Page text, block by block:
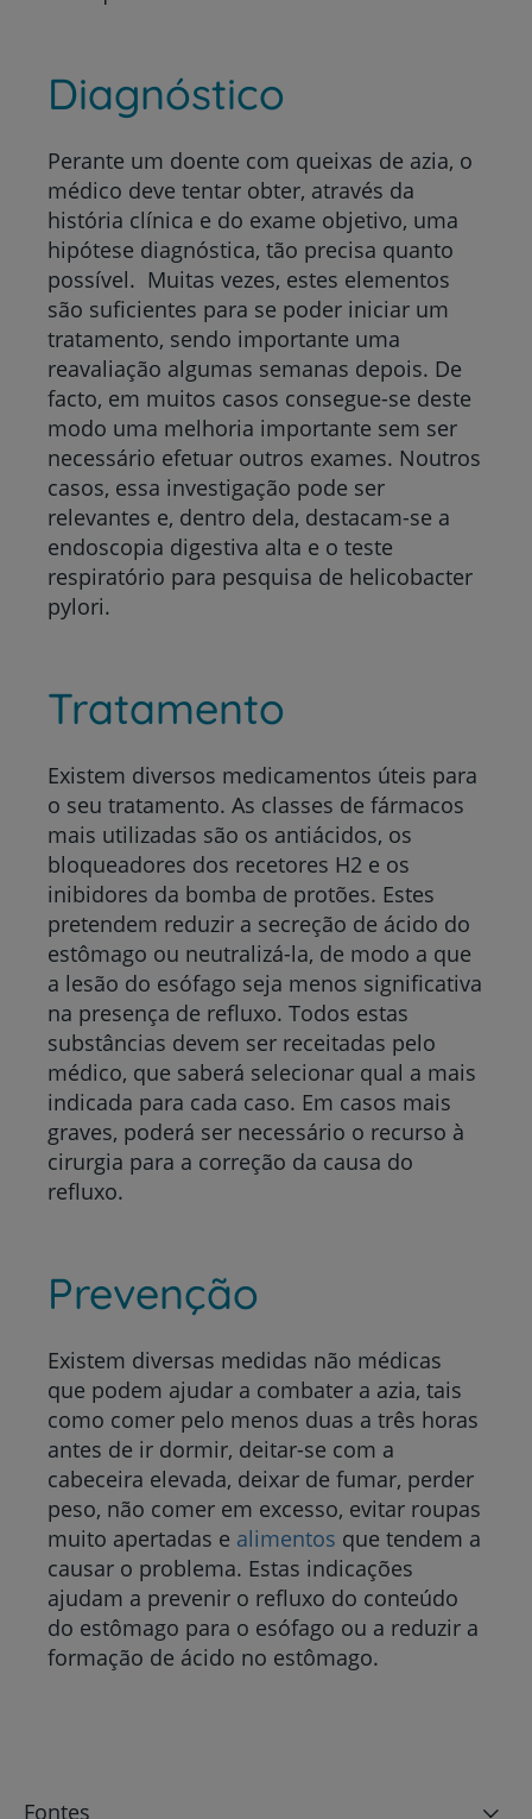
Diagnóstico
Perante um doente com queixas de azia, o
médico deve tentar obter, através da
história clínica e do exame objetivo, uma
hipótese diagnóstica, tão precisa quanto
possível. Muitas vezes, estes elementos
são suficientes para se poder iniciar um
tratamento, sendo importante uma
reavaliação algumas semanas depois. De
facto, em muitos casos consegue-se deste
modo uma melhoria importante sem ser
necessário efetuar outros exames. Noutros
casos, essa investigação pode ser
relevantes e, dentro dela, destacam-se a
endoscopia digestiva alta e o teste
respiratório para pesquisa de helicobacter
pylori.
Tratamento
Existem diversos medicamentos úteis para
o seu tratamento. As classes de fármacos
mais utilizadas são os antiácidos, os
bloqueadores dos recetores H2 e os
inibidores da bomba de protões. Estes
pretendem reduzir a secreção de ácido do
estômago ou neutralizá-la, de modo a que
a lesão do esófago seja menos significativa
na presença de refluxo. Todos estas
substâncias devem ser receitadas pelo
médico, que saberá selecionar qual a mais
indicada para cada caso. Em casos mais
graves, poderá ser necessário o recurso à
cirurgia para a correção da causa do
refluxo.
Prevenção
Existem diversas medidas não médicas
que podem ajudar a combater a azia, tais
como comer pelo menos duas a três horas
antes de ir dormir, deitar-se com a
cabeceira elevada, deixar de fumar, perder
peso, não comer em excesso, evitar roupas
muito apertadas e alimentos que tendem a
causar o problema. Estas indicações
ajudam a prevenir o refluxo do conteúdo
do estômago para o esófago ou a reduzir a
formação de ácido no estômago.
Fontes